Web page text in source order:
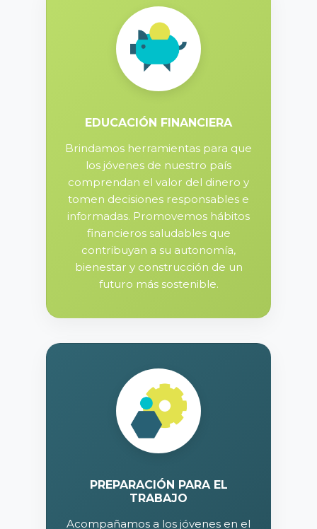
EDUCACIÓN FINANCIERA
Brindamos herramientas para que
los jóvenes de nuestro país
comprendan el valor del dinero y
tomen decisiones responsables e
informadas. Promovemos hábitos
financieros saludables que
contribuyan a su autonomía,
bienestar y construcción de un
futuro más sostenible.
PREPARACIÓN PARA EL
TRABAJO
Acompañamos a los jóvenes en el